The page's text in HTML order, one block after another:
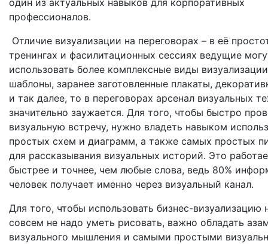
один из актуальных навыков для корпоративных
профессионалов.
Отличие визуализации на переговорах – в её
тренингах и фасилитационных сессиях ведущие
использовать более комплексные виды
шаблоны, заранее заготовленные плакаты,
и так далее, то в переговорах арсенал визуальных
значительно заужается. Для того, чтобы быстро
визуальную встречу, нужно владеть навыком
простых схем и диаграмм, а также самых простых
для рассказывания визуальных историй. Это
быстрее и точнее, чем любые слова, ведь 80%
человек получает именно через визуальный канал.
Для того, чтобы использовать бизнес-визуализацию
совсем не надо уметь рисовать, важно обладать
визуального мышления и самыми простыми